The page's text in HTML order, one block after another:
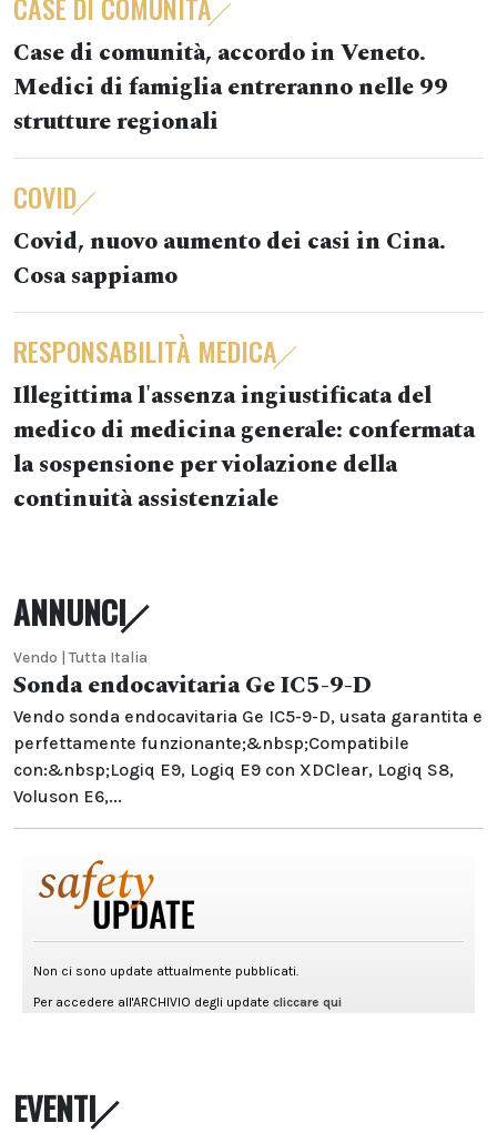
Case di comunità, accordo in Veneto.
Medici di famiglia entreranno nelle 99
strutture regionali
COVID
Covid, nuovo aumento dei casi in Cina.
Cosa sappiamo
RESPONSABILITÀ MEDICA
Illegittima l'assenza ingiustificata del
medico di medicina generale: confermata
la sospensione per violazione della
continuità assistenziale
ANNUNCI
Vendo | Tutta Italia
Sonda endocavitaria Ge IC5-9-D
Vendo sonda endocavitaria Ge IC5-9-D, usata garantita e
perfettamente funzionante;&nbsp;Compatibile
con:&nbsp;Logiq E9, Logiq E9 con XDClear, Logiq S8,
Voluson E6,...
EVENTI